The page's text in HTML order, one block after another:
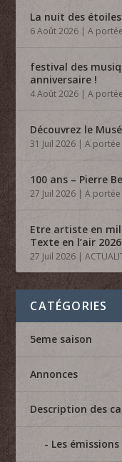
La nuit des
6 Août 2026 |A
festival des
anniversaire !
4 Août 2026 |A
Découvrez le
31 Juil 2026 |A
100 ans – Pierre
27 Juil 2026 |A
Etre artiste en
Texte en l’air 2026
27 Juil 2026 |
CATÉGORIES
5eme saison
Annonces
Description des
Les